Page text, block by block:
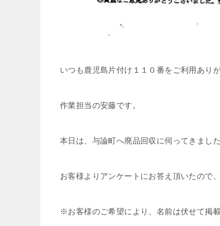
いつも鹿児島片付け１１０番をご利用あり
作業担当の安藤です。
本日は、与論町へ廃品回収に伺ってきまし
お客様よりアンケートにお答え頂いたので
※お客様のご希望により、名前は伏せて掲